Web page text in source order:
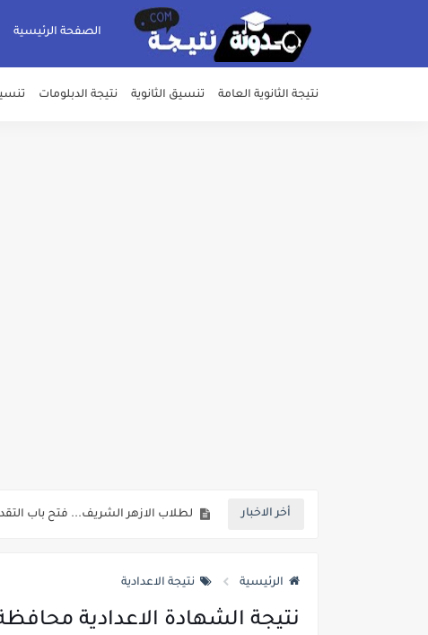
الصفحة الرئيسية
نتيجة الثانوية العامة تنسيق الثانوية نتيجة الدبلومات
أخر الاخبار
جريدة الجمهورية : استمارات الثانوية
الرئيسية نتيجة الاعدادية
نتيجة الشهادة الاعدادية محافظة الدقهلية